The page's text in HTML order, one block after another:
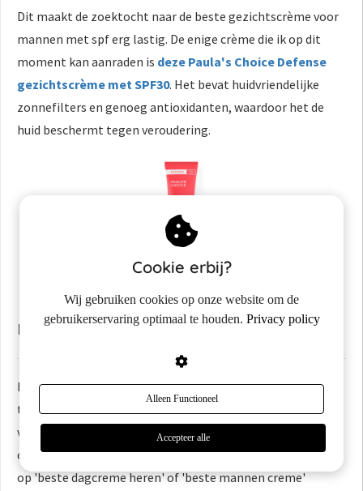
Dit maakt de zoektocht naar de beste gezichtscrème voor
mannen met spf erg lastig. De enige crème die ik op dit
moment kan aanraden is deze Paula's Choice Defense
gezichtscrème met SPF30. Het bevat huidvriendelijke
zonnefilters en genoeg antioxidanten, waardoor het de
huid beschermt tegen veroudering.
Beste gezichtscrème mannen test aankoop
Dat goede gezichtsverzorging essentieel is hoef ik je niet
te vertellen. Een voedende gezichtscrème is hier onderdeel
van. Maar lang niet alles dat online wordt aangeprezen is
ook daadwerkelijk goed voor je huid. Als je online Googelt
op 'beste dagcreme heren' of 'beste mannen creme'
Cookie erbij?
Wij gebruiken cookies op onze website om de
gebruikerservaring optimaal te houden. Privacy policy
Alleen Functioneel
Accepteer alle